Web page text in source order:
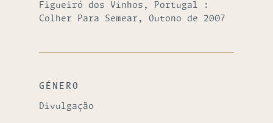
Figueiró dos Vinhos, Portugal :
Colher Para Semear, Outono de 2007
GÉNERO
Divulgação